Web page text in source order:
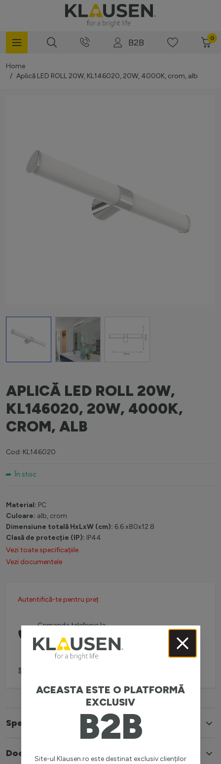
B2B 0
Home
/ Aplică LED ROLL 20W, KL146020, 20W, 4000K, crom, alb
View larger imageView larger image
APLICĂ LED ROLL 20W,
KL146020, 20W, 4000K,
CROM, ALB
Cod: KL146020
În stoc
Material: PC
Culoare: alb, crom
Dimensiune totală HxLxW (cm): 6.6 x80x12.8
Clasă de protecție (IP): IP44
Vezi toate specificațiile
Vezi documentele
Autentifică-te pentru preț
Comanda telefonic la:
(L-V: 08:30-16:00)
Specificatii
Documente
ACEASTA ESTE O PLATFORMĂ
EXCLUSIV
B2B
Site-ul Klausen.ro este destinat exclusiv clienților